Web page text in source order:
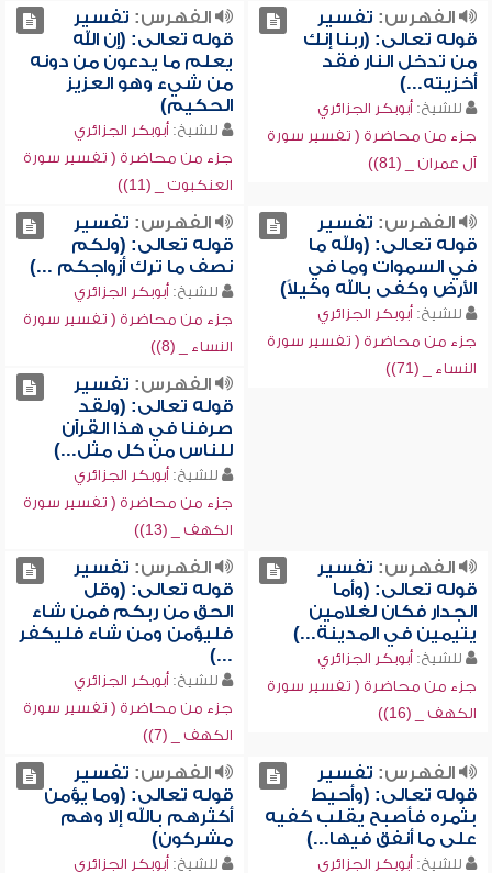
الفهرس: تفسير
قوله تعالى: (ربنا إنك
من تدخل النار فقد
أخزيته...)
للشيخ: أبوبكر الجزائري
جزء من محاضرة ( تفسير سورة
آل عمران _ (81))
الفهرس: تفسير
قوله تعالى: (إن الله
يعلم ما يدعون من دونه
من شيء وهو العزيز
الحكيم)
للشيخ: أبوبكر الجزائري
جزء من محاضرة ( تفسير سورة
العنكبوت _ (11))
الفهرس: تفسير
قوله تعالى: (ولله ما
في السموات وما في
الأرض وكفى بالله وكيلاً)
للشيخ: أبوبكر الجزائري
جزء من محاضرة ( تفسير سورة
النساء _ (71))
الفهرس: تفسير
قوله تعالى: (ولكم
نصف ما ترك أزواجكم ...)
للشيخ: أبوبكر الجزائري
جزء من محاضرة ( تفسير سورة
النساء _ (8))
الفهرس: تفسير
قوله تعالى: (ولقد
صرفنا في هذا القرآن
للناس من كل مثل...)
للشيخ: أبوبكر الجزائري
جزء من محاضرة ( تفسير سورة
الكهف _ (13))
الفهرس: تفسير
قوله تعالى: (وأما
الجدار فكان لغلامين
يتيمين في المدينة...)
للشيخ: أبوبكر الجزائري
جزء من محاضرة ( تفسير سورة
الكهف _ (16))
الفهرس: تفسير
قوله تعالى: (وقل
الحق من ربكم فمن شاء
فليؤمن ومن شاء فليكفر
...)
للشيخ: أبوبكر الجزائري
جزء من محاضرة ( تفسير سورة
الكهف _ (7))
الفهرس: تفسير
قوله تعالى: (وأحيط
بثمره فأصبح يقلب كفيه
على ما أنفق فيها...)
للشيخ: أبوبكر الجزائري
الفهرس: تفسير
قوله تعالى: (وما يؤمن
أكثرهم بالله إلا وهم
مشركون)
للشيخ: أبوبكر الجزائري